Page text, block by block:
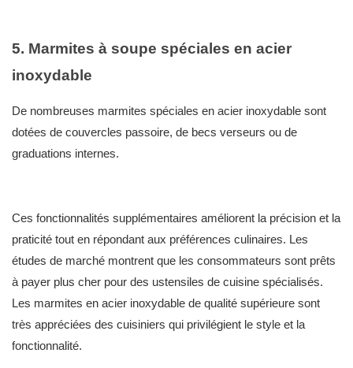
5. Marmites à soupe spéciales en acier
inoxydable
De nombreuses marmites spéciales en acier inoxydable sont
dotées de couvercles passoire, de becs verseurs ou de
graduations internes.
Ces fonctionnalités supplémentaires améliorent la précision et la
praticité tout en répondant aux préférences culinaires. Les
études de marché montrent que les consommateurs sont prêts
à payer plus cher pour des ustensiles de cuisine spécialisés.
Les marmites en acier inoxydable de qualité supérieure sont
très appréciées des cuisiniers qui privilégient le style et la
fonctionnalité.